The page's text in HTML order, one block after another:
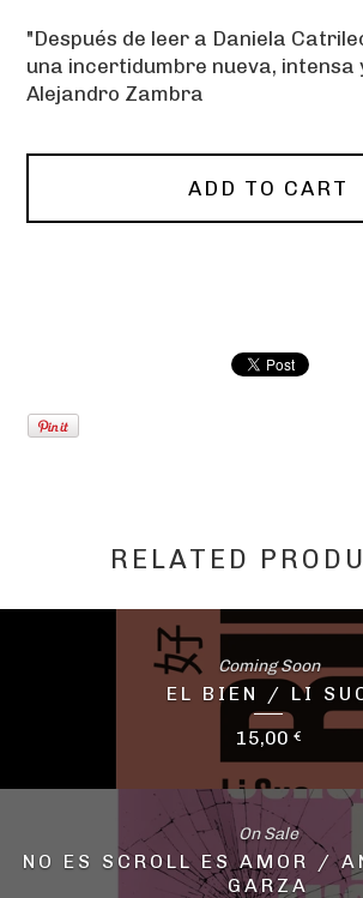
"Después de leer a Daniela
una incertidumbre nueva, intensa
Alejandro Zambra
ADD TO CART
RELATED
EL BIEN / LI
15,00 €
Coming Soon
NO ES SCROLL ES AMOR /
GARZA
On Sale